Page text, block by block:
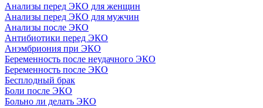
Анализы перед ЭКО для женщин
Анализы перед ЭКО для мужчин
Анализы после ЭКО
Антибиотики перед ЭКО
Анэмбриония при ЭКО
Беременность после неудачного ЭКО
Беременность после ЭКО
Бесплодный брак
Боли после ЭКО
Больно ли делать ЭКО